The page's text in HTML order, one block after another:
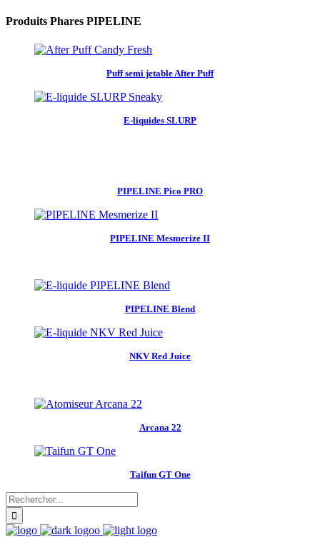
Produits Phares PIPELINE
Puff semi jetable After Puff
E-liquides SLURP
PIPELINE Pico PRO
PIPELINE Mesmerize II
PIPELINE Blend
NKV Red Juice
Arcana 22
Taifun GT One